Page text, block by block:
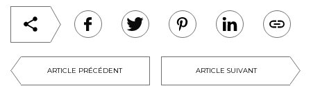
ARTICLE PRÉCÉDENT ARTICLE SUIVANT